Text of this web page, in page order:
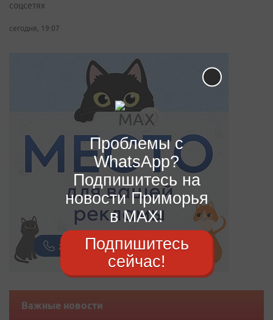
соцсетях
сегодня, 19:07
Важные новости
Проблемы с
WhatsApp?
Подпишитесь на
новости Приморья
в MAX!
Подпишитесь
сейчас!